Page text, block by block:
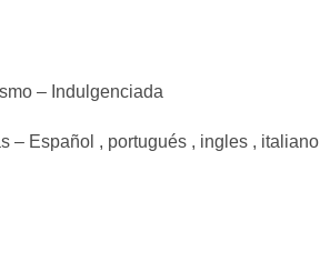
– Indulgenciada
– Español , portugués , ingles , italiano